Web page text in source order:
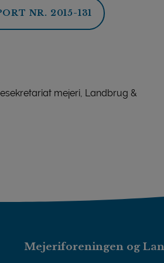
NR. 2015-131
mejeri, Landbrug &
Mejeriforeningen og